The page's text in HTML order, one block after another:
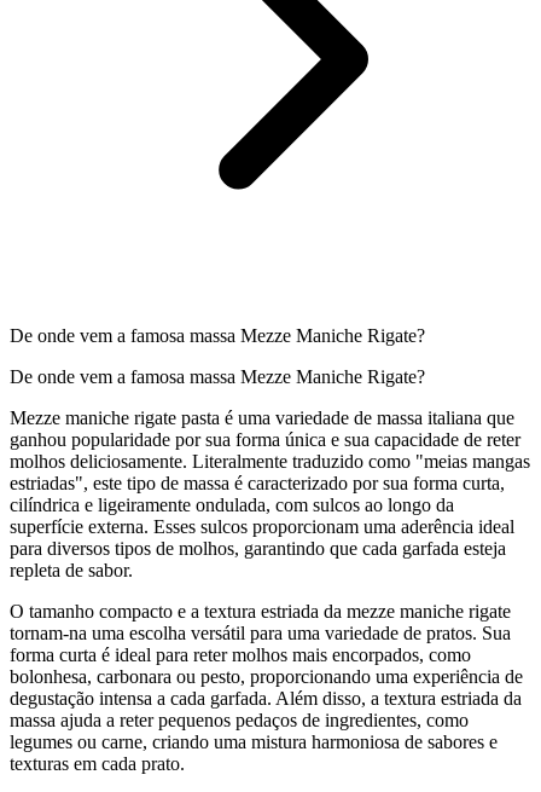
De onde vem a famosa massa Mezze Maniche Rigate?
De onde vem a famosa massa Mezze Maniche Rigate?
Mezze maniche rigate pasta é uma variedade de massa italiana que
ganhou popularidade por sua forma única e sua capacidade de reter
molhos deliciosamente. Literalmente traduzido como "meias mangas
estriadas", este tipo de massa é caracterizado por sua forma curta,
cilíndrica e ligeiramente ondulada, com sulcos ao longo da
superfície externa. Esses sulcos proporcionam uma aderência ideal
para diversos tipos de molhos, garantindo que cada garfada esteja
repleta de sabor.
O tamanho compacto e a textura estriada da mezze maniche rigate
tornam-na uma escolha versátil para uma variedade de pratos. Sua
forma curta é ideal para reter molhos mais encorpados, como
bolonhesa, carbonara ou pesto, proporcionando uma experiência de
degustação intensa a cada garfada. Além disso, a textura estriada da
massa ajuda a reter pequenos pedaços de ingredientes, como
legumes ou carne, criando uma mistura harmoniosa de sabores e
texturas em cada prato.